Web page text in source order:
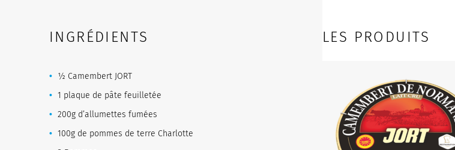
INGRÉDIENTS
½ Camembert JORT
1 plaque de pâte feuilletée
200g d’allumettes fumées
100g de pommes de terre Charlotte
LES PRODUITS